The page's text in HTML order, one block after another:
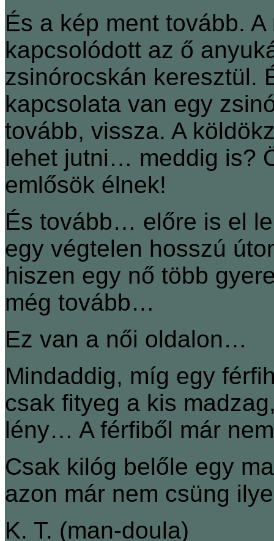
És a kép ment tovább.
kapcsolódott az ő
zsinórocskán keresztül.
kapcsolata van egy
tovább, vissza. A
lehet jutni… meddig is?
emlősök élnek!
És tovább… előre is el
egy végtelen hosszú
hiszen egy nő több
még tovább…
Ez van a női oldalon…
Mindaddig, míg egy
csak fityeg a kis
lény… A férfiből már
Csak kilóg belőle egy
azon már nem csüng
K. T. (man-doula)